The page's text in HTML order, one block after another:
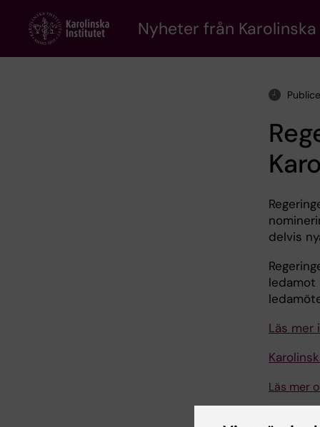
content
Nyheter från
delvis
ledamot
Läs mer
Läs mer